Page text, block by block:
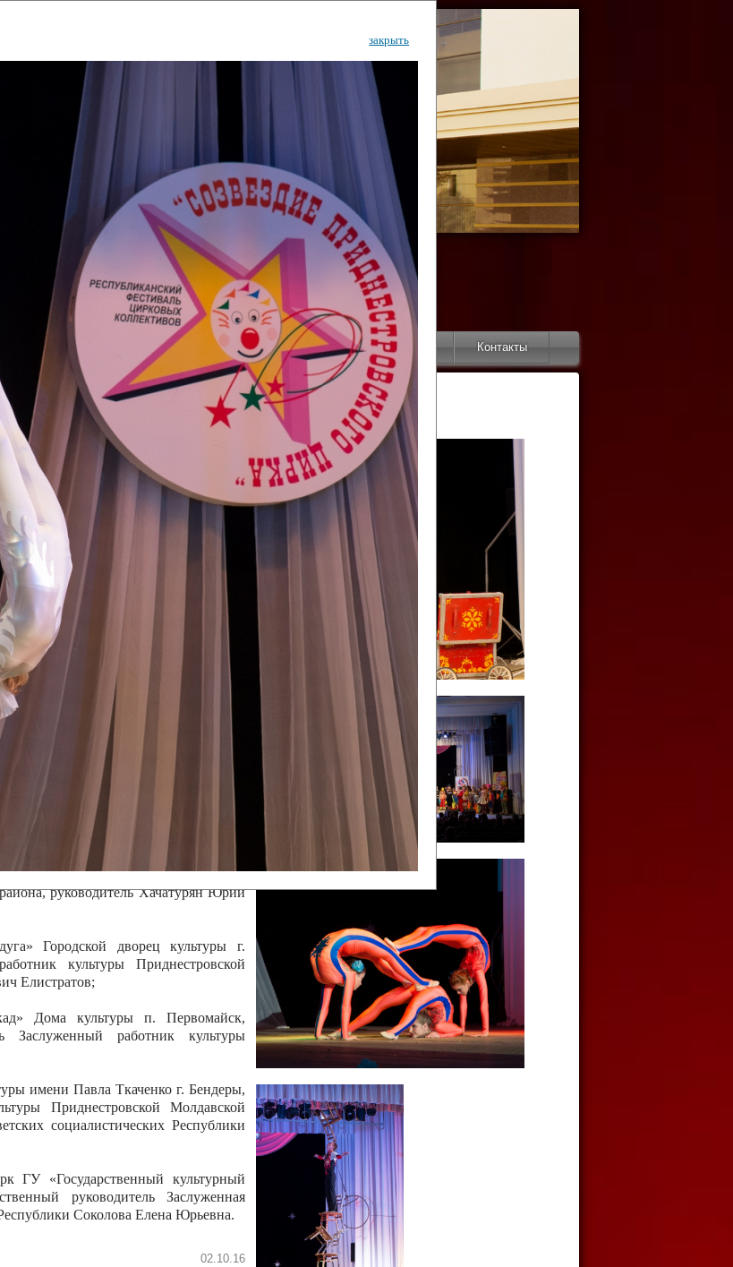
культурный центр
Дворец Республики
Новости Арт-монитор Арт-прожектор Инфо Контакты
ГКЦ "ДВОРЕЦ РЕСПУБЛИКИ"
закрыть
фестиваля
«Ровесник» Дом культуры с.
Рогожинер Светлана Георгиевна
«Шари-вари» МУ «Культурно-
руководители Отличные работники
Республики Алёна Александровна и
Дома культуры с. Делакеу,
Отличный работник культуры
Пётр Петрович Дижмару;
Дома культуры посёлка Красное,
Отличный работник культуры
Анжела Владимировна
«Алегро» Дома детско –юношеского
руководитель Хачатурян Юрий
Городской дворец культуры г.
культуры Приднестровской
Елистратов;
Дома культуры п. Первомайск,
Заслуженный работник культуры
имени Павла Ткаченко г. Бендеры,
Приднестровской Молдавской
социалистических Республики
ГУ «Государственный культурный
руководитель Заслуженная
Соколова Елена Юрьевна.
02.10.16